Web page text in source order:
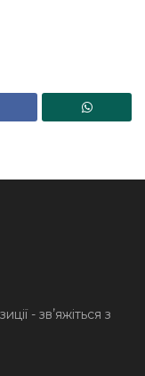
- звʼяжіться з